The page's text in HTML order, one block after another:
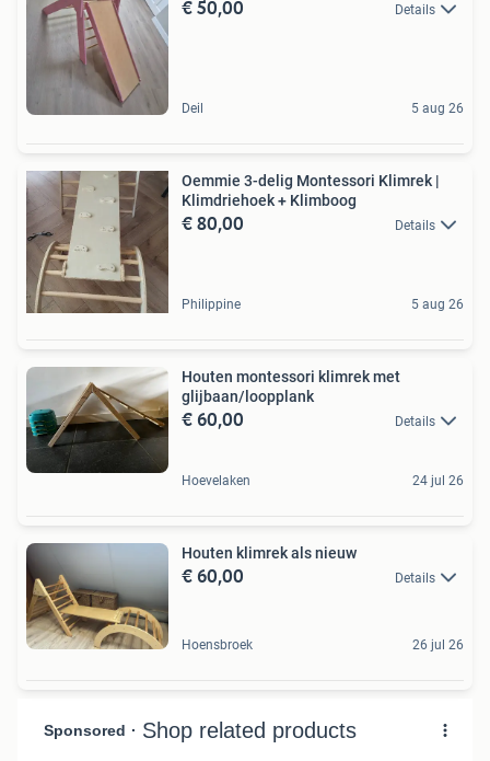
€ 50,00 Details
Deil 5 aug 26
Oemmie 3-delig Montessori Klimrek |
Klimdriehoek + Klimboog
€ 80,00 Details
Philippine 5 aug 26
Houten montessori klimrek met
glijbaan/loopplank
€ 60,00 Details
Hoevelaken 24 jul 26
Houten klimrek als nieuw
€ 60,00 Details
Hoensbroek 26 jul 26